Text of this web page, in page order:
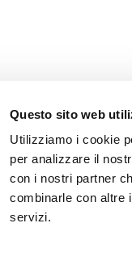
Questo sito web
Utilizziamo i cookie
per analizzare il
con i nostri partner
combinarle con altre
servizi.